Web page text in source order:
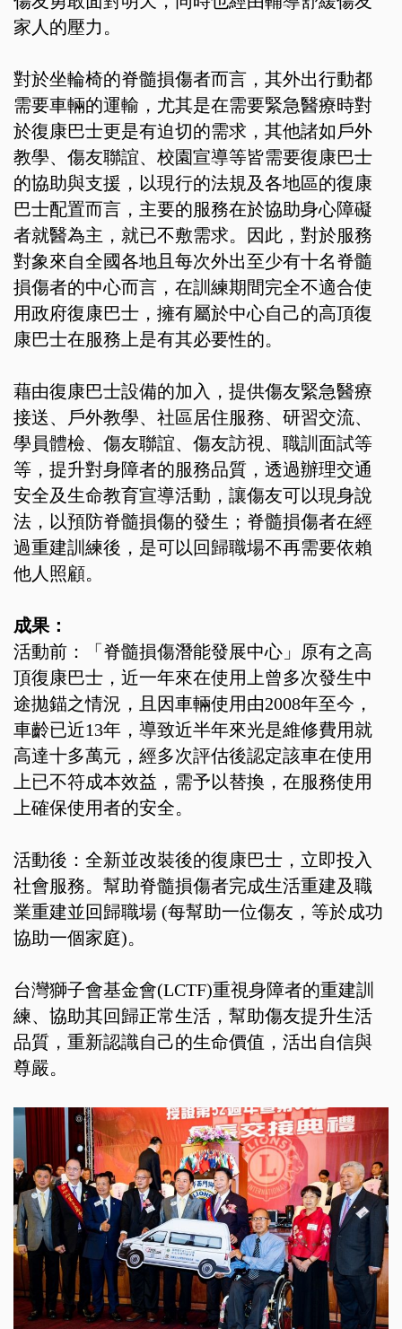
家人的壓力。
對於坐輪椅的脊髓損傷者而言，其外出行動都
需要車輛的運輸，尤其是在需要緊急醫療時對
於復康巴士更是有迫切的需求，其他諸如戶外
教學、傷友聯誼、校園宣導等皆需要復康巴士
的協助與支援，以現行的法規及各地區的復康
巴士配置而言，主要的服務在於協助身心障礙
者就醫為主，就已不敷需求。因此，對於服務
對象來自全國各地且每次外出至少有十名脊髓
損傷者的中心而言，在訓練期間完全不適合使
用政府復康巴士，擁有屬於中心自己的高頂復
康巴士在服務上是有其必要性的。
藉由復康巴士設備的加入，提供傷友緊急醫療
接送、戶外教學、社區居住服務、研習交流、
學員體檢、傷友聯誼、傷友訪視、職訓面試等
等，提升對身障者的服務品質，透過辦理交通
安全及生命教育宣導活動，讓傷友可以現身說
法，以預防脊髓損傷的發生；脊髓損傷者在經
過重建訓練後，是可以回歸職場不再需要依賴
他人照顧。
成果：
活動前：「脊髓損傷潛能發展中心」原有之高
頂復康巴士，近一年來在使用上曾多次發生中
途拋錨之情況，且因車輛使用由2008年至今，
車齡已近13年，導致近半年來光是維修費用就
高達十多萬元，經多次評估後認定該車在使用
上已不符成本效益，需予以替換，在服務使用
上確保使用者的安全。
活動後：全新並改裝後的復康巴士，立即投入
社會服務。幫助脊髓損傷者完成生活重建及職
業重建並回歸職場 (每幫助一位傷友，等於成功
協助一個家庭)。
台灣獅子會基金會(LCTF)重視身障者的重建訓
練、協助其回歸正常生活，幫助傷友提升生活
品質，重新認識自己的生命價值，活出自信與
尊嚴。